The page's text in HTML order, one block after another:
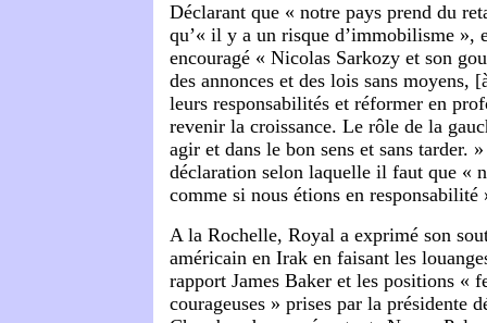
Déclarant que « notre pays prend du
qu’« il y a un risque d’immobilisme »,
encouragé « Nicolas Sarkozy et son
des annonces et des lois sans moyens,
leurs responsabilités et réformer en
revenir la croissance. Le rôle de la
agir et dans le bon sens et sans tarder.
déclaration selon laquelle il faut que «
comme si nous étions en responsabilité
A la Rochelle, Royal a exprimé son
américain en Irak en faisant les
rapport James Baker et les positions «
courageuses » prises par la présidente